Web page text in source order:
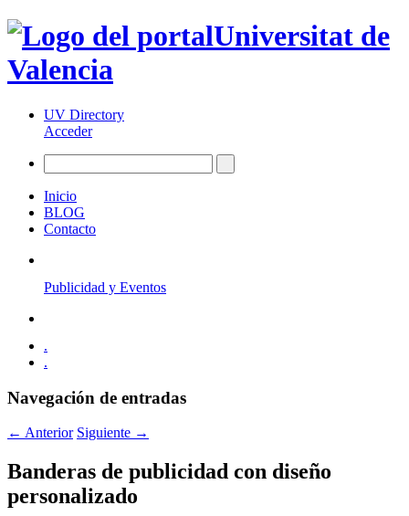
Universitat de
Valencia
UV Directory
Acceder
Inicio
BLOG
Contacto
Publicidad y Eventos
.
.
Navegación de entradas
← Anterior Siguiente →
Banderas de publicidad con diseño
personalizado